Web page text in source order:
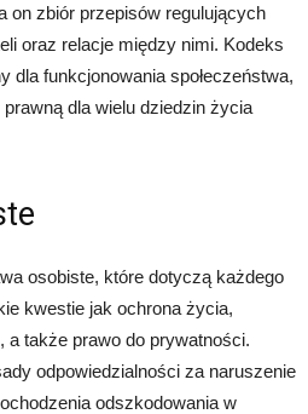
on zbiór przepisów regulujących
oraz relacje między nimi. Kodeks
dla funkcjonowania społeczeństwa,
dla wielu dziedzin życia
osobiste, które dotyczą każdego
kwestie jak ochrona życia,
a także prawo do prywatności.
odpowiedzialności za naruszenie
odszkodowania w